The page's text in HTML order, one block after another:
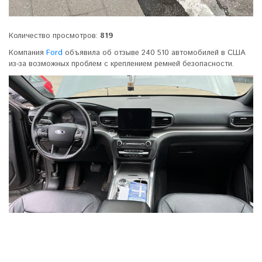
Количество просмотров: 819
Компания Ford объявила об отзыве 240 510 автомобилей в США
из-за возможных проблем с креплением ремней безопасности.